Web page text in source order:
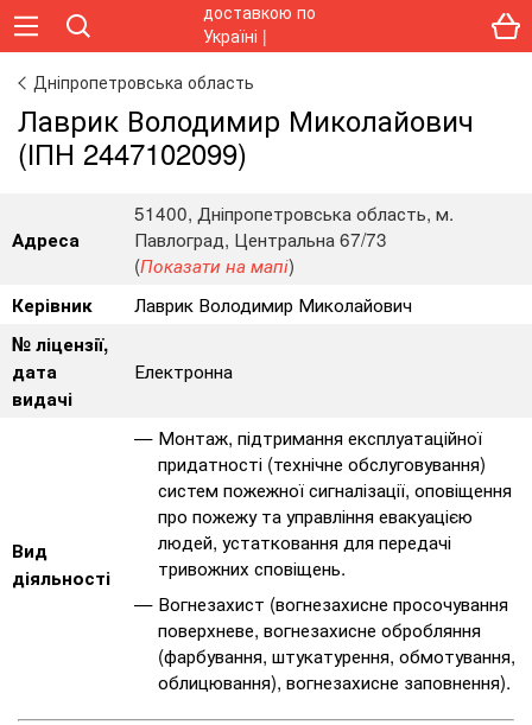
Дніпропетровська область
Лаврик Володимир Миколайович
(ІПН 2447102099)
Адреса
51400, Дніпропетровська область, м.
Павлоград, Центральна 67/73
(Показати на мапі)
Керівник
Лаврик Володимир Миколайович
№ ліцензії,
дата
видачі
Електронна
Вид
діяльності
Монтаж, підтримання експлуатаційної
придатності (технічне обслуговування)
систем пожежної сигналізації, оповіщення
про пожежу та управління евакуацією
людей, устатковання для передачі
тривожних сповіщень.
Вогнезахист (вогнезахисне просочування
поверхневе, вогнезахисне обробляння
(фарбування, штукатурення, обмотування,
облицювання), вогнезахисне заповнення).